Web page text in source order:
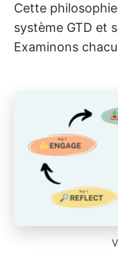
Cette
système GTD et
Examinons